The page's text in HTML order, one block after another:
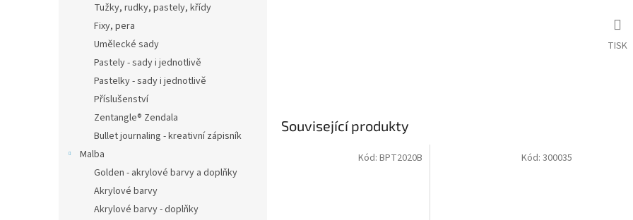
Tužky, rudky, pastely, křídy
Fixy, pera
Umělecké sady
Pastely - sady i jednotlivě
Pastelky - sady i jednotlivě
Příslušenství
Zentangle® Zendala
Bullet journaling - kreativní zápisník
Malba
Golden - akrylové barvy a doplňky
Akrylové barvy
Akrylové barvy - doplňky
TISK
Související produkty
Kód: BPT2020B Kód: 300035